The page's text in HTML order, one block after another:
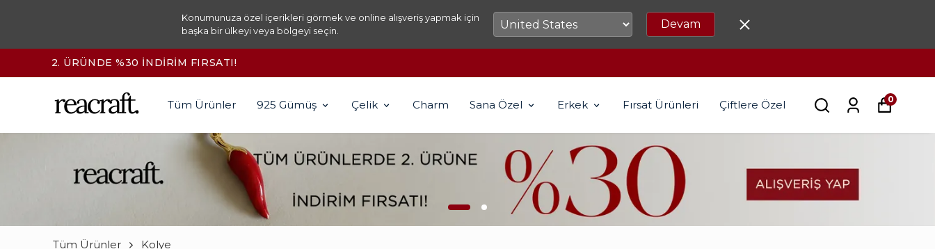
Konumunuza özel içerikleri görmek ve online alışveriş yapmak için
başka bir ülkeyi veya bölgeyi seçin.
Devam
Tüm Ürünler 925 Gümüş Çelik Charm Sana Özel Erkek Fırsat Ürünleri Çiftlere Özel 0
Tüm Ürünler Kolye